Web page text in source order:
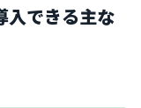
入できる主な